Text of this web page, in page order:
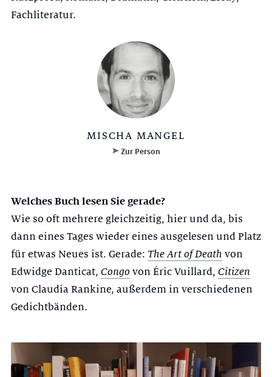
Fachliteratur.
MISCHA MANGEL
Zur Person
Welches Buch lesen Sie gerade?
Wie so oft mehrere gleichzeitig, hier und da, bis
dann eines Tages wieder eines ausgelesen und Platz
für etwas Neues ist. Gerade: The Art of Death von
Edwidge Danticat, Congovon Éric Vuillard, Citizen
von Claudia Rankine, außerdem in verschiedenen
Gedichtbänden.